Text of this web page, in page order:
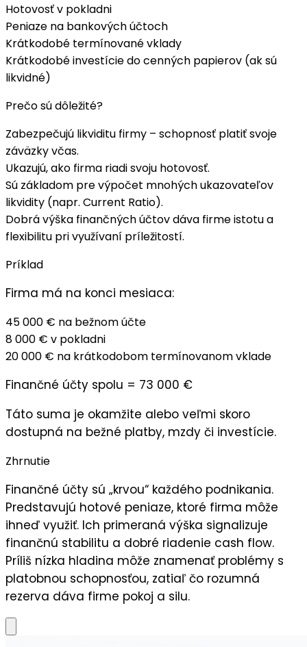
Hotovosť v pokladni
Peniaze na bankových účtoch
Krátkodobé termínované vklady
Krátkodobé investície do cenných papierov (ak sú
likvidné)
Prečo sú dôležité?
Zabezpečujú likviditu firmy – schopnosť platiť svoje
záväzky včas.
Ukazujú, ako firma riadi svoju hotovosť.
Sú základom pre výpočet mnohých ukazovateľov
likvidity (napr. Current Ratio).
Dobrá výška finančných účtov dáva firme istotu a
flexibilitu pri využívaní príležitostí.
Príklad
Firma má na konci mesiaca:
45 000 € na bežnom účte
8 000 € v pokladni
20 000 € na krátkodobom termínovanom vklade
Finančné účty spolu = 73 000 €
Táto suma je okamžite alebo veľmi skoro
dostupná na bežné platby, mzdy či investície.
Zhrnutie
Finančné účty sú „krvou“ každého podnikania.
Predstavujú hotové peniaze, ktoré firma môže
ihneď využiť. Ich primeraná výška signalizuje
finančnú stabilitu a dobré riadenie cash flow.
Príliš nízka hladina môže znamenať problémy s
platobnou schopnosťou, zatiaľ čo rozumná
rezerva dáva firme pokoj a silu.